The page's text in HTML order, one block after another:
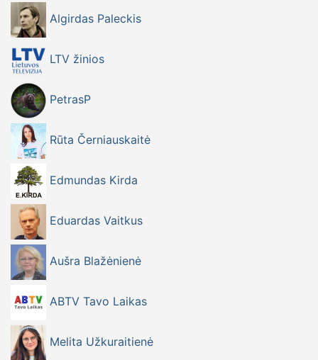
Algirdas Paleckis
LTV žinios
PetrasP
Rūta Černiauskaitė
Edmundas Kirda
Eduardas Vaitkus
Aušra Blažėnienė
ABTV Tavo Laikas
Melita Užkuraitienė